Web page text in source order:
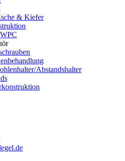
& Kiefer
Abstandshalter